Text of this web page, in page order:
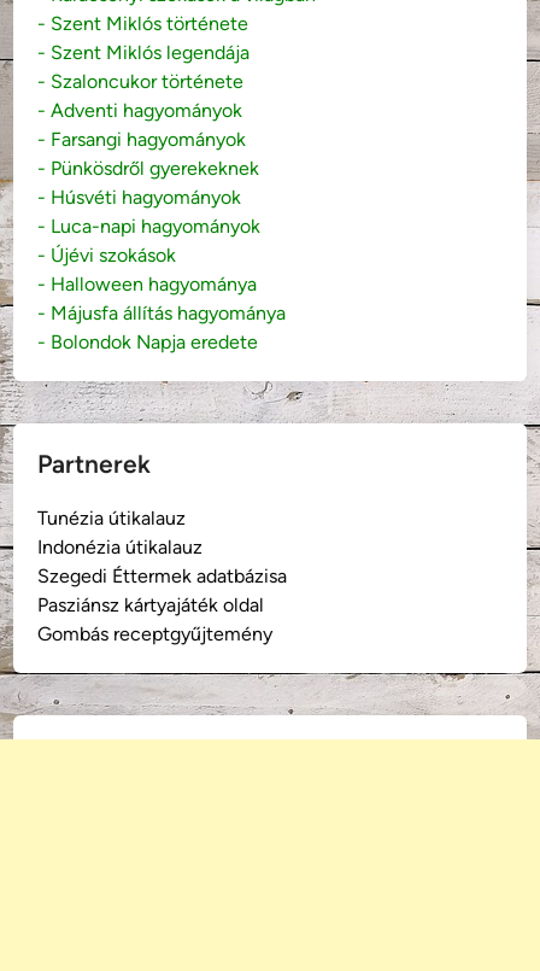
- Szent Miklós története
- Szent Miklós legendája
- Szaloncukor története
- Adventi hagyományok
- Farsangi hagyományok
- Pünkösdről gyerekeknek
- Húsvéti hagyományok
- Luca-napi hagyományok
- Újévi szokások
- Halloween hagyománya
- Májusfa állítás hagyománya
- Bolondok Napja eredete
Partnerek
Tunézia útikalauz
Indonézia útikalauz
Szegedi Éttermek adatbázisa
Pasziánsz kártyajáték oldal
Gombás receptgyűjtemény